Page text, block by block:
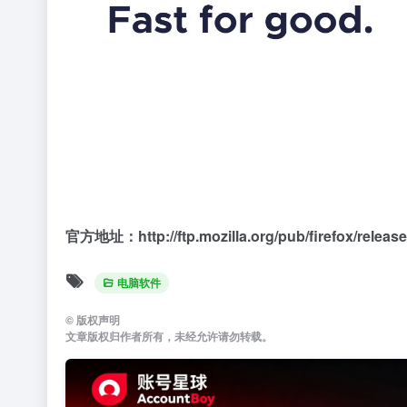
官方地址：http://ftp.mozilla.org/pub/firefox/
电脑软件
©版权声明
文章版权归作者所有，未经允许请勿转载。